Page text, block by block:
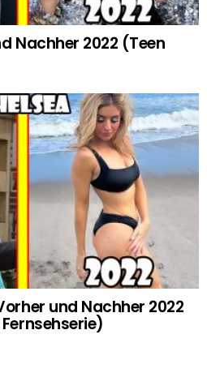
Nachher 2022 (Teen
und Nachher 2022